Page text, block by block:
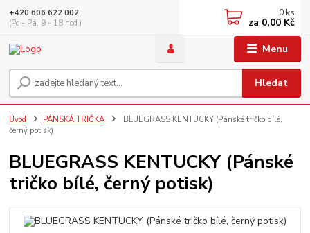
Menu
Hledat
+420 606 622 002
(Po - Pá, 9 - 18 hod.)
0 ks
za 0,00 Kč
Úvod PÁNSKÁ TRIČKA
BLUEGRASS KENTUCKY (Pánské tričko bílé,
černý potisk)
BLUEGRASS KENTUCKY (Pánské
tričko bílé, černý potisk)